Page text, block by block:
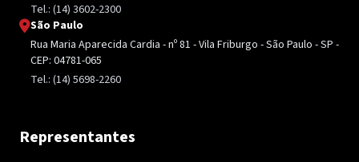
Tel.: (14) 3602-2300
São Paulo
Rua Maria Aparecida Cardia - nº 81 - Vila Friburgo - São Paulo - SP -
CEP: 04781-065
Tel.: (14) 5698-2260
Representantes